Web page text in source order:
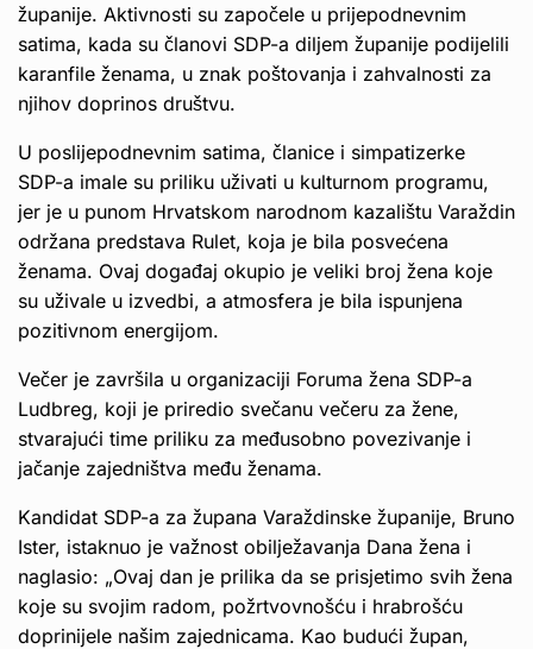
županije. Aktivnosti su započele u prijepodnevnim
satima, kada su članovi SDP-a diljem županije podijelili
karanfile ženama, u znak poštovanja i zahvalnosti za
njihov doprinos društvu.
U poslijepodnevnim satima, članice i simpatizerke
SDP-a imale su priliku uživati u kulturnom programu,
jer je u punom Hrvatskom narodnom kazalištu Varaždin
održana predstava Rulet, koja je bila posvećena
ženama. Ovaj događaj okupio je veliki broj žena koje
su uživale u izvedbi, a atmosfera je bila ispunjena
pozitivnom energijom.
Večer je završila u organizaciji Foruma žena SDP-a
Ludbreg, koji je priredio svečanu večeru za žene,
stvarajući time priliku za međusobno povezivanje i
jačanje zajedništva među ženama.
Kandidat SDP-a za župana Varaždinske županije, Bruno
Ister, istaknuo je važnost obilježavanja Dana žena i
naglasio: „Ovaj dan je prilika da se prisjetimo svih žena
koje su svojim radom, požrtvovnošću i hrabrošću
doprinijele našim zajednicama. Kao budući župan,